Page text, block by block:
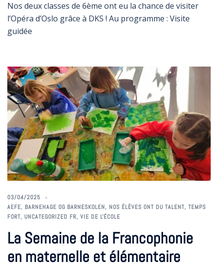
Nos deux classes de 6ème ont eu la chance de visiter
l’Opéra d’Oslo grâce à DKS ! Au programme : Visite
guidée
03/04/2025
AEFE, BARNEHAGE OG BARNESKOLEN, NOS ÉLÈVES ONT DU TALENT, TEMPS
FORT, UNCATEGORIZED FR, VIE DE L'ÉCOLE
La Semaine de la Francophonie
en maternelle et élémentaire